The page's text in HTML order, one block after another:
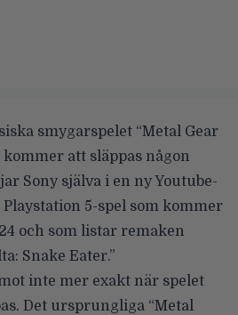
smygarspelet “Metal Gear
kommer att släppas någon
Sony själva i en nyYoutube-
5-spel som kommer
och som listar remaken
Snake Eater.”
inte mer exakt när spelet
Det ursprungliga “Metal